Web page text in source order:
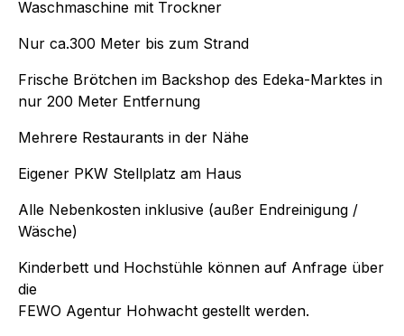
Waschmaschine mit Trockner
Nur ca.300 Meter bis zum Strand
Frische Brötchen im Backshop des Edeka-Marktes in
nur 200 Meter Entfernung
Mehrere Restaurants in der Nähe
Eigener PKW Stellplatz am Haus
Alle Nebenkosten inklusive (außer Endreinigung /
Wäsche)
Kinderbett und Hochstühle können auf Anfrage über
die
FEWO Agentur Hohwacht gestellt werden.